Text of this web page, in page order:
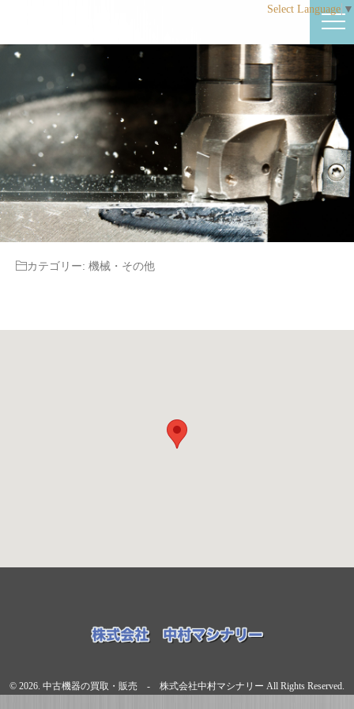
Select Language ▼
カテゴリー: 機械・その他
© 2026. 中古機器の買取・販売 - 株式会社中村マシナリー All Rights Reserved.